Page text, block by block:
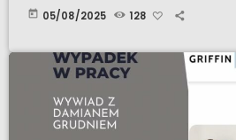
today 05/08/2025 128